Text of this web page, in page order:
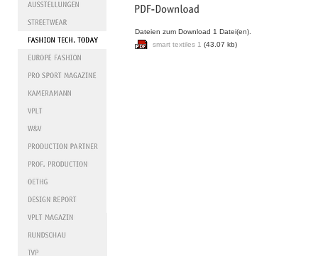
Dateien zum Download 1 Datei(en).
smart textiles 1 (43.07 kb)